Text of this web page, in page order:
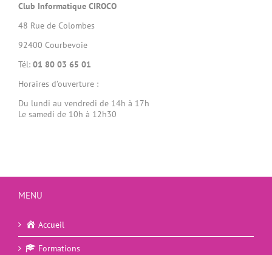
Club Informatique CIROCO
48 Rue de Colombes
92400 Courbevoie
Tél: 01 80 03 65 01
Horaires d’ouverture :
Du lundi au vendredi de 14h à 17h
Le samedi de 10h à 12h30
MENU
Accueil
Formations